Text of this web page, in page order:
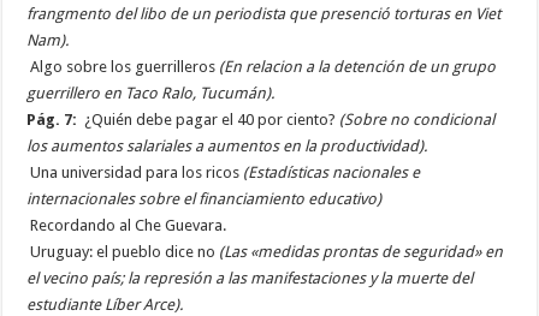
frangmento del libo de un periodista que presenció torturas en Viet
Nam).
Algo sobre los guerrilleros (En relacion a la detención de un grupo
guerrillero en Taco Ralo, Tucumán).
Pág. 7: ¿Quién debe pagar el 40 por ciento? (Sobre no condicional
los aumentos salariales a aumentos en la productividad).
Una universidad para los ricos (Estadísticas nacionales e
internacionales sobre el financiamiento educativo)
Recordando al Che Guevara.
Uruguay: el pueblo dice no (Las «medidas prontas de seguridad» en
el vecino país; la represión a las manifestaciones y la muerte del
estudiante Líber Arce).